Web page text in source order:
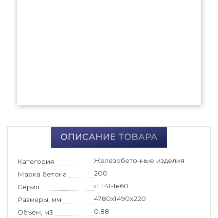
ОПИСАНИЕ ТОВАРА
Категория
Железобетонные изделия
Марка бетона
200
Серия
с1.141-1в60
Размеры, мм
4780х1490х220
Объем, м3
0.88